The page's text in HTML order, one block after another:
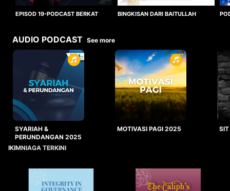
EPISOD 19-PODCAST BERKAT
BINGKISAN DARI BAITULLAH
AUDIO PODCAST See more
SYARIAH &
PERUNDANGAN 2025
MOTIVASI PAGI 2025
IKIMNIAGA TERKINI